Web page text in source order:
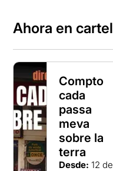
Ahora en cartel
Compto
cada
passa
meva
sobre la
terra
Desde: 12 de